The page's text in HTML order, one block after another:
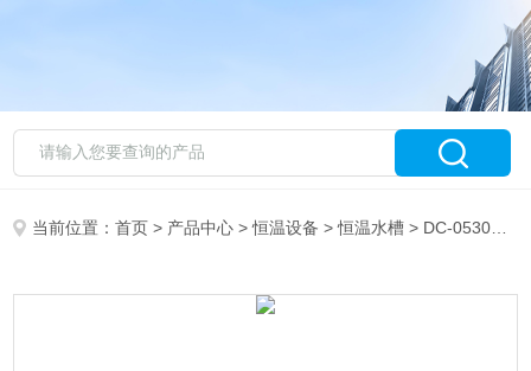
当前位置：首页 > 产品中心 >恒温设备 >恒温水槽 > DC-0530低温循环槽